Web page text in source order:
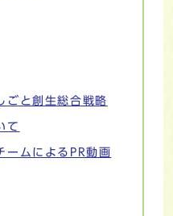
ごと創生総合戦略
て
ームによるPR動画